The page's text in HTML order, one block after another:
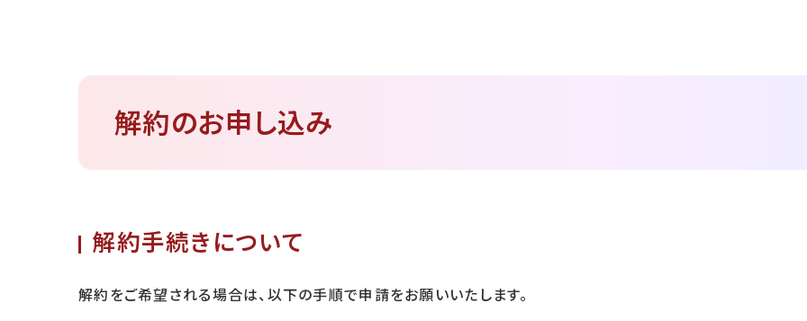
解約のお申し込み
解約手続きについて
解約をご希望される場合は、以下の手順で申請をお願いいたします。